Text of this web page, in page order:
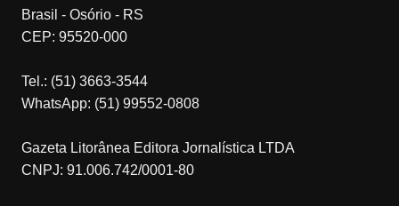
Brasil - Osório - RS
CEP: 95520-000
Tel.: (51) 3663-3544
WhatsApp: (51) 99552-0808
Gazeta Litorânea Editora Jornalística LTDA
CNPJ: 91.006.742/0001-80